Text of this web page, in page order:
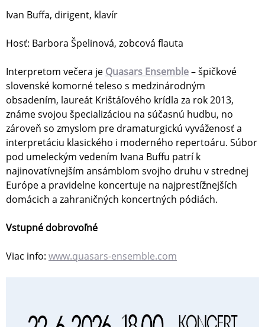
Ivan Buffa, dirigent, klavír
Hosť: Barbora Špelinová, zobcová flauta
Interpretom večera je Quasars Ensemble– špičkové
slovenské komorné teleso s medzinárodným
obsadením, laureát Krištáľového krídla za rok 2013,
známe svojou špecializáciou na súčasnú hudbu, no
zároveň so zmyslom pre dramaturgickú vyváženosť a
interpretáciu klasického i moderného repertoáru. Súbor
pod umeleckým vedením Ivana Buffu patrí k
najinovatívnejším ansámblom svojho druhu v strednej
Európe a pravidelne koncertuje na najprestížnejších
domácich a zahraničných koncertných pódiách.
Vstupné dobrovoľné
Viac info: www.quasars-ensemble.com